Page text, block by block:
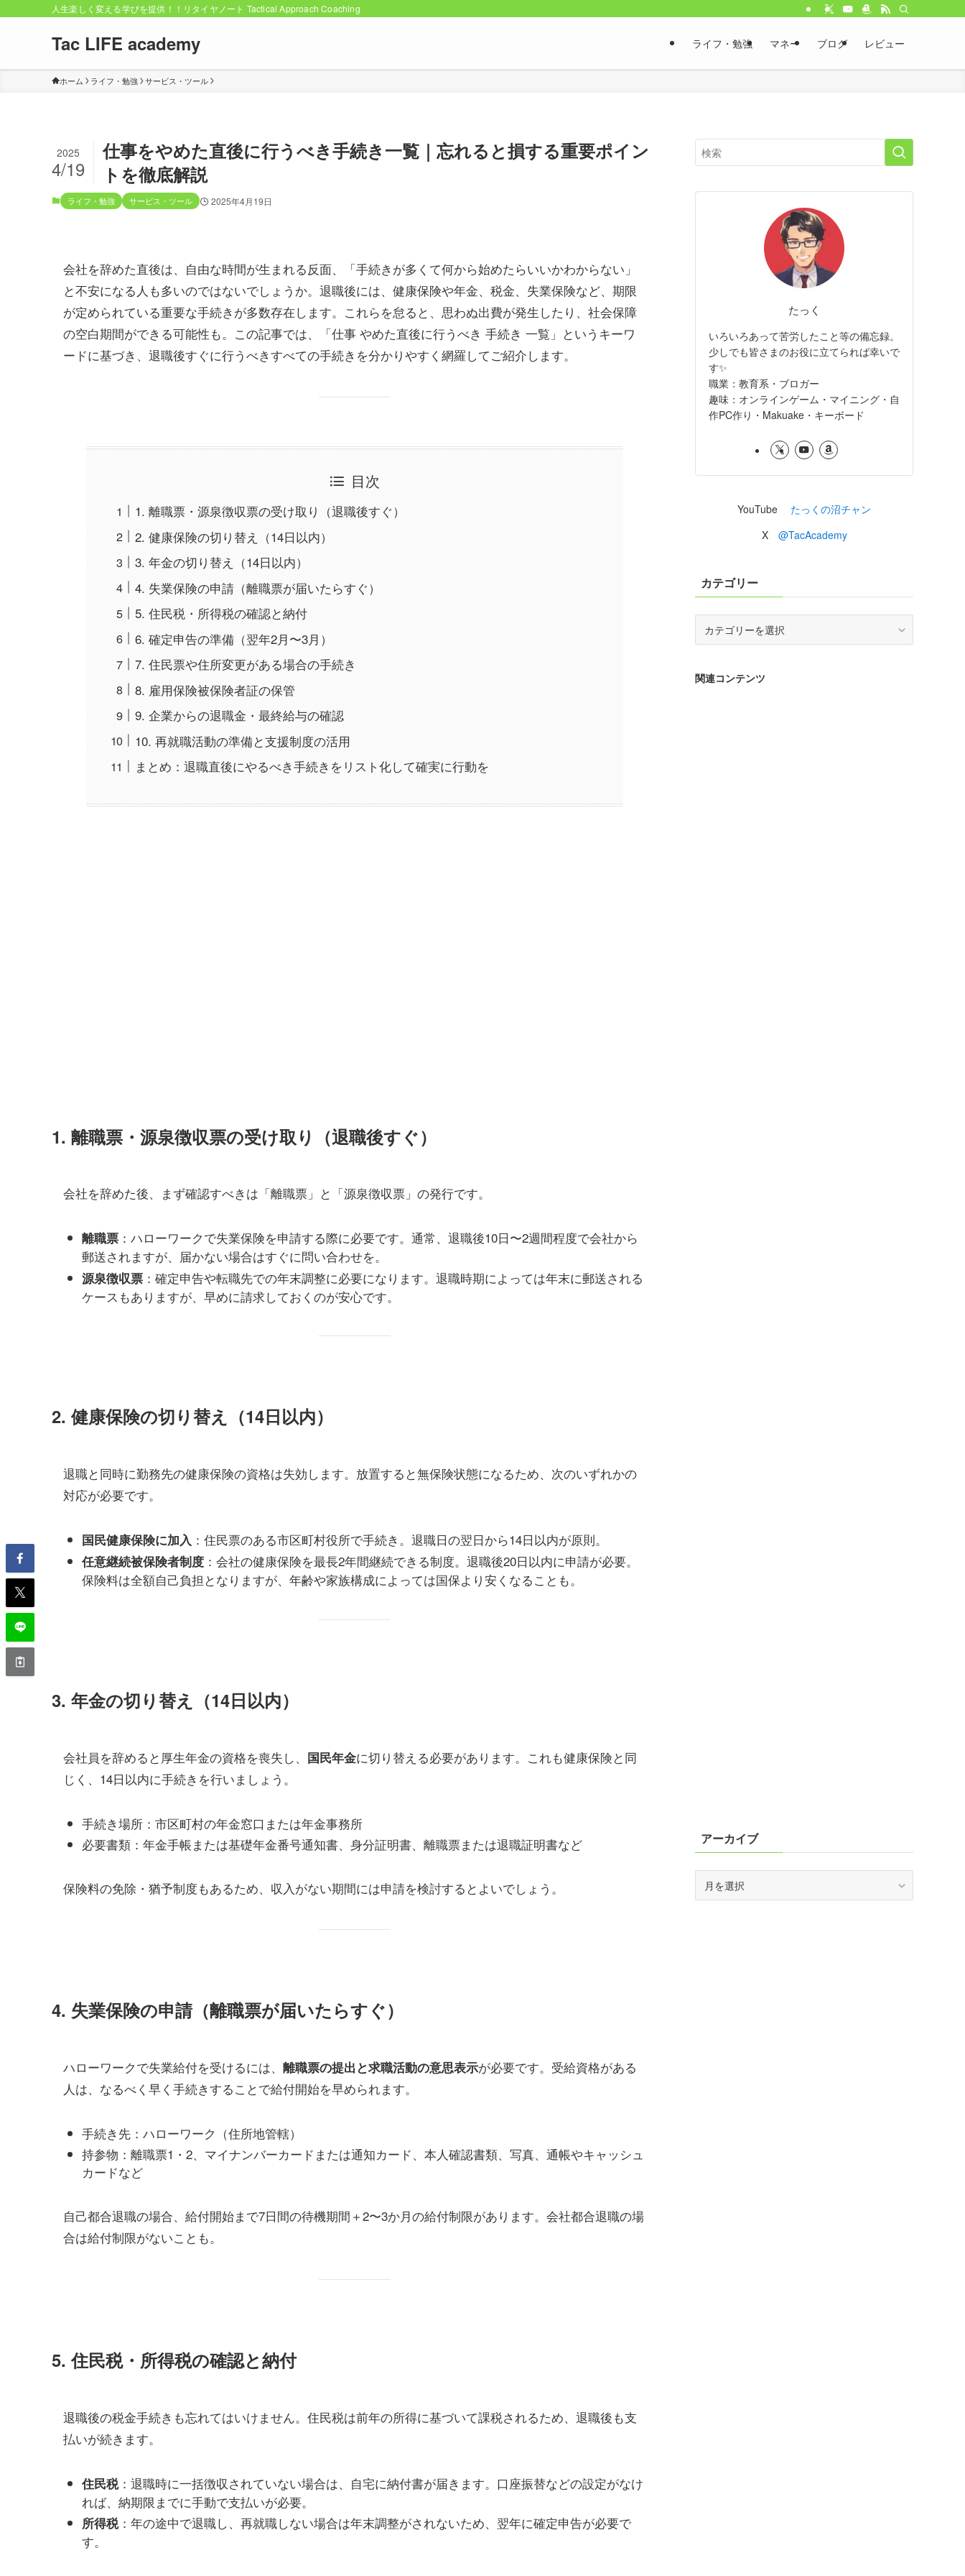
人生楽しく変える学びを提供！！リタイヤノート Tactical Approach Coaching
Tac LIFE academy ライフ・勉強 マネー ブログ レビュー
ホーム ライフ・勉強 サービス・ツール
仕事をやめた直後に行うべき手続き一覧｜忘れると損する重要ポイン
トを徹底解説
2025
4/19
ライフ・勉強 サービス・ツール 2025年4月19日
会社を辞めた直後は、自由な時間が生まれる反面、「手続きが多くて何から始めたらいいかわからない」
と不安になる人も多いのではないでしょうか。退職後には、健康保険や年金、税金、失業保険など、期限
が定められている重要な手続きが多数存在します。これらを怠ると、思わぬ出費が発生したり、社会保障
の空白期間ができる可能性も。この記事では、「仕事 やめた直後に行うべき 手続き 一覧」というキーワ
ードに基づき、退職後すぐに行うべきすべての手続きを分かりやすく網羅してご紹介します。
目次
1. 離職票・源泉徴収票の受け取り（退職後すぐ）
2. 健康保険の切り替え（14日以内）
3. 年金の切り替え（14日以内）
4. 失業保険の申請（離職票が届いたらすぐ）
5. 住民税・所得税の確認と納付
6. 確定申告の準備（翌年2月〜3月）
7. 住民票や住所変更がある場合の手続き
8. 雇用保険被保険者証の保管
9. 企業からの退職金・最終給与の確認
10. 再就職活動の準備と支援制度の活用
まとめ：退職直後にやるべき手続きをリスト化して確実に行動を
1. 離職票・源泉徴収票の受け取り（退職後すぐ）
会社を辞めた後、まず確認すべきは「離職票」と「源泉徴収票」の発行です。
離職票：ハローワークで失業保険を申請する際に必要です。通常、退職後10日〜2週間程度で会社から
郵送されますが、届かない場合はすぐに問い合わせを。
源泉徴収票：確定申告や転職先での年末調整に必要になります。退職時期によっては年末に郵送される
ケースもありますが、早めに請求しておくのが安心です。
2. 健康保険の切り替え（14日以内）
退職と同時に勤務先の健康保険の資格は失効します。放置すると無保険状態になるため、次のいずれかの
対応が必要です。
国民健康保険に加入 ：住民票のある市区町村役所で手続き。退職日の翌日から14日以内が原則。
任意継続被保険者制度：会社の健康保険を最長2年間継続できる制度。退職後20日以内に申請が必要。
保険料は全額自己負担となりますが、年齢や家族構成によっては国保より安くなることも。
3. 年金の切り替え（14日以内）
会社員を辞めると厚生年金の資格を喪失し、 国民年金に切り替える必要があります。これも健康保険と同
じく、14日以内に手続きを行いましょう。
手続き場所：市区町村の年金窓口または年金事務所
必要書類：年金手帳または基礎年金番号通知書、身分証明書、離職票または退職証明書など
保険料の免除・猶予制度もあるため、収入がない期間には申請を検討するとよいでしょう。
4. 失業保険の申請（離職票が届いたらすぐ）
ハローワークで失業給付を受けるには、 離職票の提出と求職活動の意思表示が必要です。受給資格がある
人は、なるべく早く手続きすることで給付開始を早められます。
手続き先：ハローワーク（住所地管轄）
持参物：離職票1・2、マイナンバーカードまたは通知カード、本人確認書類、写真、通帳やキャッシュ
カードなど
自己都合退職の場合、給付開始まで7日間の待機期間＋2〜3か月の給付制限があります。会社都合退職の場
合は給付制限がないことも。
5.住民税・所得税の確認と納付
退職後の税金手続きも忘れてはいけません。住民税は前年の所得に基づいて課税されるため、退職後も支
払いが続きます。
住民税：退職時に一括徴収されていない場合は、自宅に納付書が届きます。口座振替などの設定がなけ
れば、納期限までに手動で支払いが必要。
所得税：年の途中で退職し、再就職しない場合は年末調整がされないため、翌年に確定申告が必要で
す。
たっく
いろいろあって苦労したこと等の備忘録。
少しでも皆さまのお役に立てられば幸いで
す✨
職業：教育系・ブロガー
趣味：オンラインゲーム・マイニング・自
作PC作り・Makuake・キーボード
YouTube たっくの沼チャン
X @TacAcademy
カテゴリー
ー
関連コンテンツ
アーカイブ